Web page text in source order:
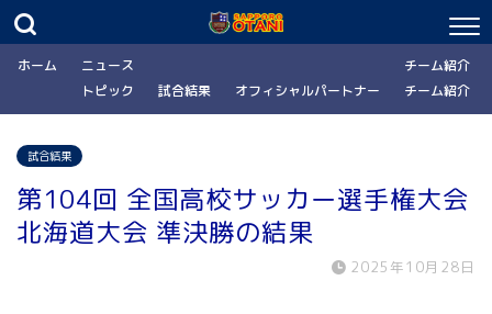
ホーム
ニュース
トピック
試合結果 オフィシャルパートナー
チーム紹介
チーム紹介
試合結果
第104回 全国高校サッカー選手権大会
北海道大会 準決勝の結果
2025年10月28日